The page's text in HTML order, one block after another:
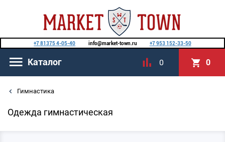
+7 81375 4-05-40 info@market-town.ru +7 953 152-33-50
Каталог 0 0
Гимнастика
Одежда гимнастическая